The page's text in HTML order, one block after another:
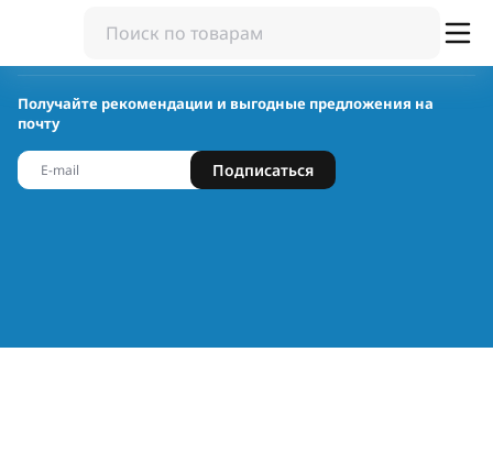
Получайте рекомендации и выгодные предложения на
почту
Подписаться